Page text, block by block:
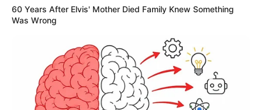
de retirada de remédios municipais e estaduais.
Fonte: Assessoria de Comunicação
MEDICAMENTOS 18/06/2025
60 Years After Elvis' Mother Died Family Knew Something
Was Wrong